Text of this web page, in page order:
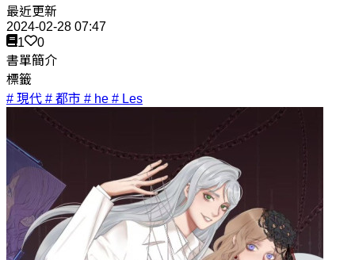
最近更新
2024-02-28 07:47
1
0
書單簡介
標籤
# 現代 # 都市 # he # Les